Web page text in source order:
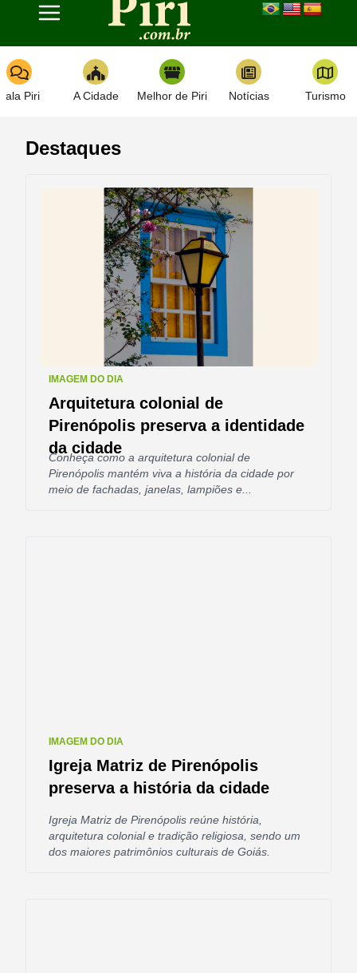
Toggle navigation
Piri A Cidade Melhor de Piri Notícias Turismo
Destaques
IMAGEM DO DIA
Arquitetura colonial de
Pirenópolis preserva a identidade
da cidade
Conheça como a arquitetura colonial de
Pirenópolis mantém viva a história da cidade por
meio de fachadas, janelas, lampiões e...
IMAGEM DO DIA
Igreja Matriz de Pirenópolis
preserva a história da cidade
Igreja Matriz de Pirenópolis reúne história,
arquitetura colonial e tradição religiosa, sendo um
dos maiores patrimônios culturais de Goiás.